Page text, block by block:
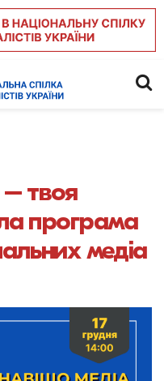
твоя
програма
медіа